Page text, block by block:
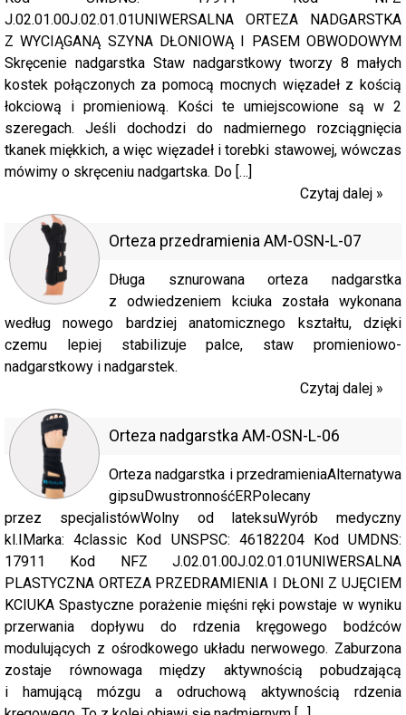
J.02.01.00J.02.01.01UNIWERSALNA ORTEZA NADGARSTKA
Z WYCIĄGANĄ SZYNA DŁONIOWĄ I PASEM OBWODOWYM
Skręcenie nadgarstka Staw nadgarstkowy tworzy 8 małych
kostek połączonych za pomocą mocnych więzadeł z kością
łokciową i promieniową. Kości te umiejscowione są w 2
szeregach. Jeśli dochodzi do nadmiernego rozciągnięcia
tkanek miękkich, a więc więzadeł i torebki stawowej, wówczas
mówimy o skręceniu nadgartska. Do […]
Czytaj dalej »
Orteza przedramienia AM-OSN-L-07
Długa sznurowana orteza nadgarstka
z odwiedzeniem kciuka została wykonana
według nowego bardziej anatomicznego kształtu, dzięki
czemu lepiej stabilizuje palce, staw promieniowo-
nadgarstkowy i nadgarstek.
Czytaj dalej »
Orteza nadgarstka AM-OSN-L-06
Orteza nadgarstka i przedramieniaAlternatywa
gipsuDwustronnośćERPolecany
przez specjalistówWolny od lateksuWyrób medyczny
kl.IMarka: 4classic Kod UNSPSC: 46182204 Kod UMDNS:
17911 Kod NFZ J.02.01.00J.02.01.01UNIWERSALNA
PLASTYCZNA ORTEZA PRZEDRAMIENIA I DŁONI Z UJĘCIEM
KCIUKA Spastyczne porażenie mięśni ręki powstaje w wyniku
przerwania dopływu do rdzenia kręgowego bodźców
modulujących z ośrodkowego układu nerwowego. Zaburzona
zostaje równowaga między aktywnością pobudzającą
i hamującą mózgu a odruchową aktywnością rdzenia